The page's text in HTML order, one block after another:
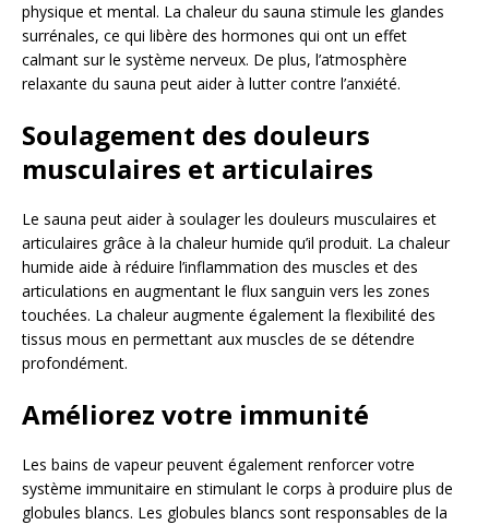
physique et mental. La chaleur du sauna stimule les glandes
surrénales, ce qui libère des hormones qui ont un effet
calmant sur le système nerveux. De plus, l’atmosphère
relaxante du sauna peut aider à lutter contre l’anxiété.
Soulagement des douleurs
musculaires et articulaires
Le sauna peut aider à soulager les douleurs musculaires et
articulaires grâce à la chaleur humide qu’il produit. La chaleur
humide aide à réduire l’inflammation des muscles et des
articulations en augmentant le flux sanguin vers les zones
touchées. La chaleur augmente également la flexibilité des
tissus mous en permettant aux muscles de se détendre
profondément.
Améliorez votre immunité
Les bains de vapeur peuvent également renforcer votre
système immunitaire en stimulant le corps à produire plus de
globules blancs. Les globules blancs sont responsables de la